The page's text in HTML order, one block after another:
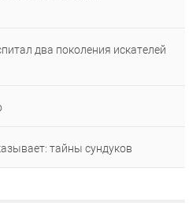
два поколения искателей
тайны сундуков